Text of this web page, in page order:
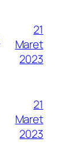
21
Maret
2023
21
Maret
2023